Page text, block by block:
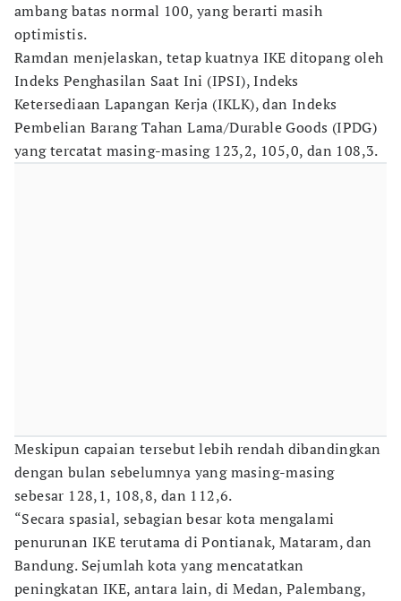
ambang batas normal 100, yang berarti masih
optimistis.
Ramdan menjelaskan, tetap kuatnya IKE ditopang oleh
Indeks Penghasilan Saat Ini (IPSI), Indeks
Ketersediaan Lapangan Kerja (IKLK), dan Indeks
Pembelian Barang Tahan Lama/Durable Goods (IPDG)
yang tercatat masing-masing 123,2, 105,0, dan 108,3.
Meskipun capaian tersebut lebih rendah dibandingkan
dengan bulan sebelumnya yang masing-masing
sebesar 128,1, 108,8, dan 112,6.
“Secara spasial, sebagian besar kota mengalami
penurunan IKE terutama di Pontianak, Mataram, dan
Bandung. Sejumlah kota yang mencatatkan
peningkatan IKE, antara lain, di Medan, Palembang,